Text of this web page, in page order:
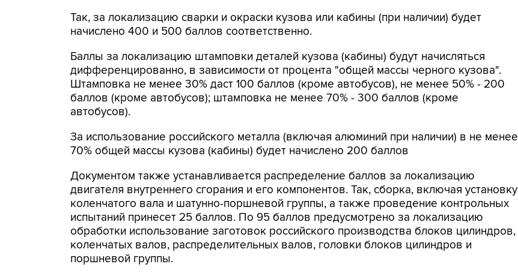
Так, за локализацию сварки и окраски кузова или кабины (при наличии) будет
начислено 400 и 500 баллов соответственно.
Баллы за локализацию штамповки деталей кузова (кабины) будут начисляться
дифференцированно, в зависимости от процента "общей массы черного кузова".
Штамповка не менее 30% даст 100 баллов (кроме автобусов), не менее 50% - 200
баллов (кроме автобусов); штамповка не менее 70% - 300 баллов (кроме
автобусов).
За использование российского металла (включая алюминий при наличии) в не менее
70% общей массы кузова (кабины) будет начислено 200 баллов
Документом также устанавливается распределение баллов за локализацию
двигателя внутреннего сгорания и его компонентов. Так, сборка, включая установку
коленчатого вала и шатунно-поршневой группы, а также проведение контрольных
испытаний принесет 25 баллов. По 95 баллов предусмотрено за локализацию
обработки использование заготовок российского производства блоков цилиндров,
коленчатых валов, распределительных валов, головки блоков цилиндров и
поршневой группы.